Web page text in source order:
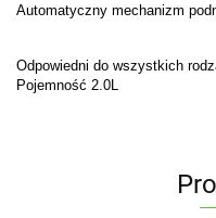
Automatyczny mechanizm
Odpowiedni do wszystkich
Pojemność 2.0L